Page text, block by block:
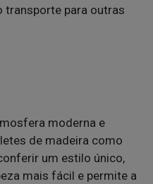
transporte para outras
moderna e
de madeira como
um estilo único,
mais fácil e permite a